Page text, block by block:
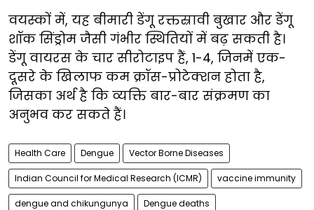
वयस्कों में, यह बीमारी डेंगू रक्तस्रावी बुखार और डेंगू
शॉक सिंड्रोम जैसी गंभीर स्थितियों में बढ़ सकती है।
डेंगू वायरस के चार सीरोटाइप हैं, 1-4, जिनमें एक-
दूसरे के खिलाफ कम क्रॉस-प्रोटेक्शन होता है,
जिसका अर्थ है कि व्यक्ति बार-बार संक्रमण का
अनुभव कर सकते हैं।
Health Care Dengue Vector Borne Diseases
Indian Council for Medical Research (ICMR) vaccine immunity
dengue and chikungunya Dengue deaths